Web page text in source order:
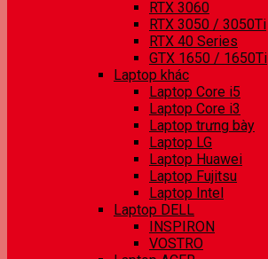
RTX 3060
RTX 3050 / 3050Ti
RTX 40 Series
GTX 1650 / 1650Ti
Laptop khác
Laptop Core i5
Laptop Core i3
Laptop trưng bày
Laptop LG
Laptop Huawei
Laptop Fujitsu
Laptop Intel
Laptop DELL
INSPIRON
VOSTRO